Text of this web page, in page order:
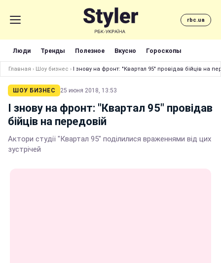
rbc.ua
Люди Тренды Полезное Вкусно Гороскопы
Главная › Шоу бизнес › І знову на фронт: "Квартал 95" провідав бійців на
ШОУ БИЗНЕС 25 июня 2018, 13:53
І знову на фронт: "Квартал 95" провідав
бійців на передовій
Актори студії "Квартал 95" поділилися враженнями від цих
зустрічей